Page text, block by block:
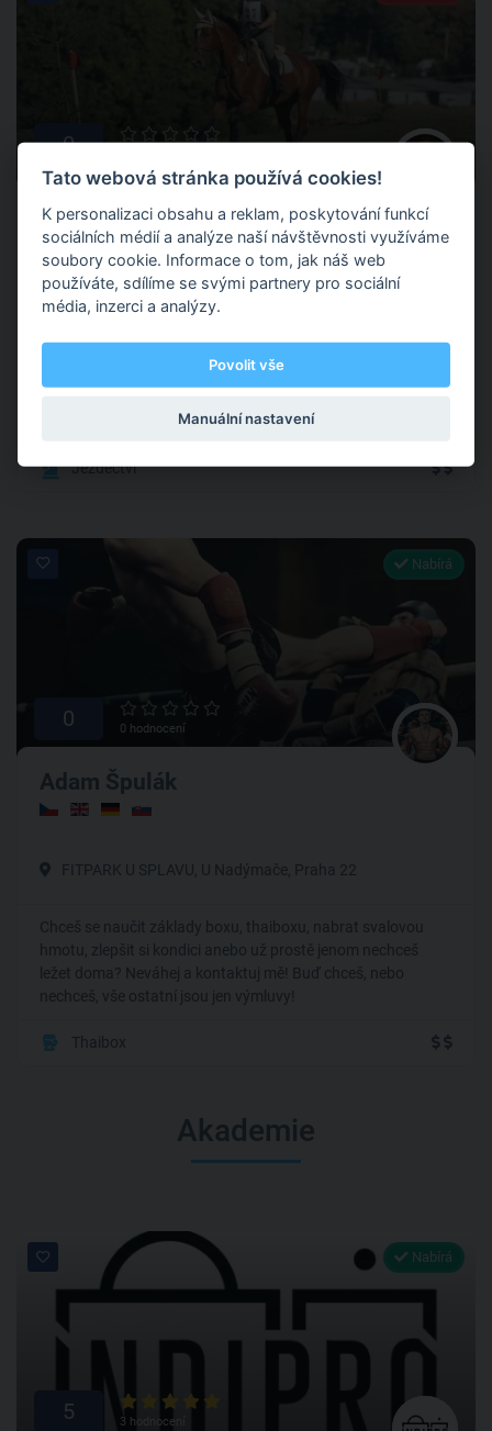
0
Klára Kohoutová
Martinovská 1679, Brandýs nad Labem-Stará Boleslav
remontní příprava, všeobecná příprava mladých koní i jezdců
nelze přeskočit ani nahradit.
Jezdectví
Nabírá
0 0 hodnocení
Adam Špulák
FITPARK U SPLAVU, U Nadýmače, Praha 22
Chceš se naučit základy boxu, thaiboxu, nabrat svalovou
hmotu, zlepšit si kondici anebo už prostě jenom nechceš
ležet doma? Neváhej a kontaktuj mě! Buď chceš, nebo
nechceš, vše ostatní jsou jen výmluvy!
Thaibox
Akademie
Nabírá
5 3 hodnocení
Tato webová stránka používá cookies!
K personalizaci obsahu a reklam, poskytování funkcí
sociálních médií a analýze naší návštěvnosti využíváme
soubory cookie. Informace o tom, jak náš web
používáte, sdílíme se svými partnery pro sociální
média, inzerci a analýzy.
Povolit vše
Manuální nastavení